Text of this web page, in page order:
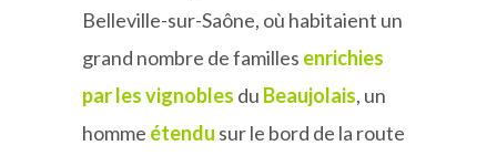
Belleville-sur-Saône, où habitaient un
grand nombre de familles enrichies
parles vignobles du Beaujolais, un
homme étendu sur le bord de la route